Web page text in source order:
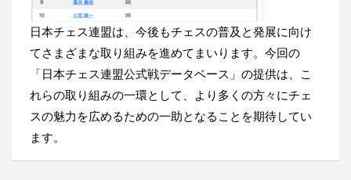
日本チェス連盟は、今後もチェスの普及と発展に向け
てさまざまな取り組みを進めてまいります。今回の
「日本チェス連盟公式戦データベース」の提供は、こ
れらの取り組みの一環として、より多くの方々にチェ
スの魅力を広めるための一助となることを期待してい
ます。